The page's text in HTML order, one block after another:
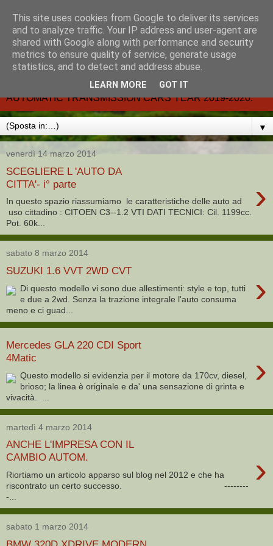
CARMATIC-®-All about
automatic cars.
Dal 2002- email.-marcvent@inwind.it.- NEW BOOK-
AUTOMATIC TRANSMISSION CARS YEAR 2019-2020.
▼
venerdì 14 marzo 2014
SCEGLIERE L 'AUTO DA
CITTA'- i° parte
›
In questo spazio riassumiamo le caratteristiche delle auto ad
uso cittadino : CITOEN C3--1.2 VTI DATI TECNICI: Cil. 1199cc.
Pot. 60k...
sabato 8 marzo 2014
SUZUKI 1.6 VVT 2WD CVT ›
Di questo modello vi sono due allestimenti: style e top, tutti
e due a 2wd. Senza la trazione integrale l'auto consuma
meno e ci guad...
Mercedes GLA 220 CDI Sport
4Matic
›
Questo modello si evidenzia per il motore da 170cv, diesel,
brioso; la linea è originale e da' una sensazione di grinta e
vivacità. ...
martedì 4 marzo 2014
ANCHE L'IMPRESA CON IL
CAMBIO AUTOM.
›
Riortiamo un articolo apparso sul blog nel 2012 e che ha
riscontrato un certo successo. --------
-...
sabato 1 marzo 2014
This site uses cookies from Google to deliver its services
and to analyze traffic. Your IP address and user-agent are
shared with Google along with performance and security
metrics to ensure quality of service, generate usage
statistics, and to detect and address abuse.
LEARN MORE GOT IT